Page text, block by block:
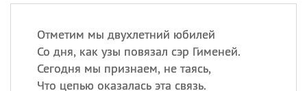
Отметим мы двухлетний юбилей
Со дня, как узы повязал сэр Гименей.
Сегодня мы признаем, не таясь,
Что цепью оказалась эта связь.